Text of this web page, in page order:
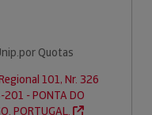
Quotas
101, Nr. 326
- PONTA DO
PORTUGAL.